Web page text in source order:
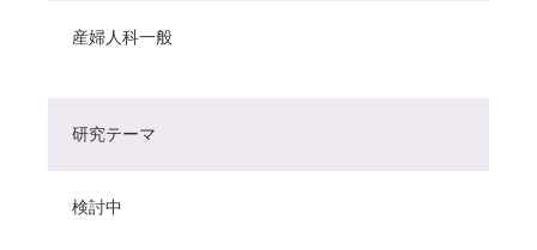
産婦人科一般
研究テーマ
検討中